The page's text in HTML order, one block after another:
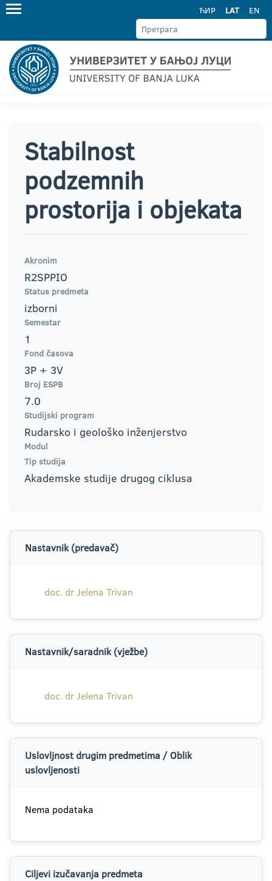
ЋИР LAT EN
Stabilnost
podzemnih
prostorija i objekata
Akronim
R2SPPIO
Status predmeta
izborni
Semestar
1
Fond časova
3P + 3V
Broj ESPB
7.0
Studijski program
Rudarsko i geološko inženjerstvo
Modul
Tip studija
Akademske studije drugog ciklusa
Nastavnik (predavač)
doc. dr Jelena Trivan
Nastavnik/saradnik (vježbe)
doc. dr Jelena Trivan
Uslovljnost drugim predmetima / Oblik
uslovljenosti
Nema podataka
Ciljevi izučavanja predmeta